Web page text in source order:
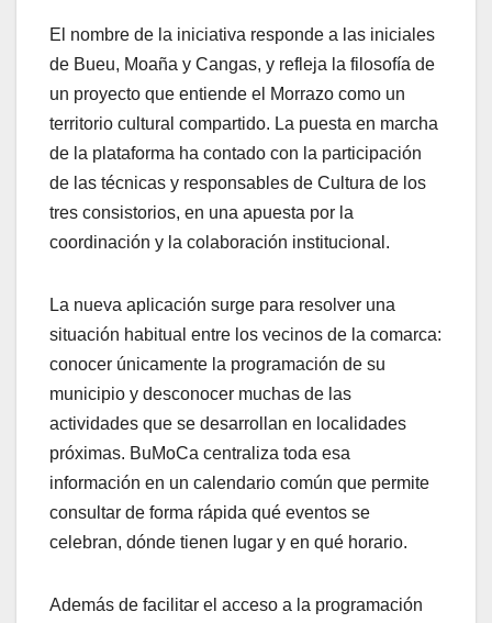
El nombre de la iniciativa responde a las iniciales
de Bueu, Moaña y Cangas, y refleja la filosofía de
un proyecto que entiende el Morrazo como un
territorio cultural compartido. La puesta en marcha
de la plataforma ha contado con la participación
de las técnicas y responsables de Cultura de los
tres consistorios, en una apuesta por la
coordinación y la colaboración institucional.
La nueva aplicación surge para resolver una
situación habitual entre los vecinos de la comarca:
conocer únicamente la programación de su
municipio y desconocer muchas de las
actividades que se desarrollan en localidades
próximas. BuMoCa centraliza toda esa
información en un calendario común que permite
consultar de forma rápida qué eventos se
celebran, dónde tienen lugar y en qué horario.
Además de facilitar el acceso a la programación